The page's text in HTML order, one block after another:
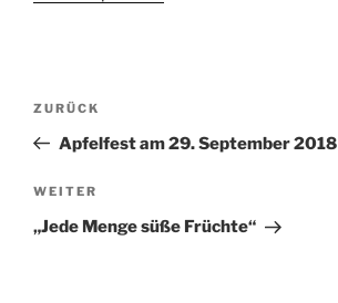
Beitragsnavigation
Vorheriger
Beitrag
ZURÜCK
Apfelfest am 29. September 2018
Nächster
Beitrag
WEITER
„Jede Menge süße Früchte“